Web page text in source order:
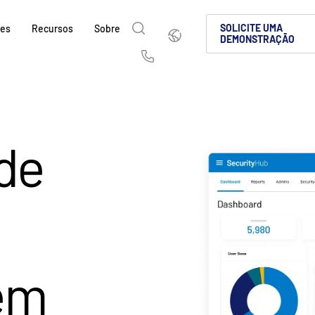
cenário de investimentos alternativos
Conheça nossa plataforma
para compartilhamento seguro
deal globais, investimentos
&
Descubra como compartilhar
protegida, tornando a
conformidade.
Saiba como nossa plataforma e
que você navegue com
Recursos Sobre
Saiba como a SS&C Intralinks atende aos
globais, de operação de deals e mercados
facilitando o compartilhamento seguro de
fusões e aquisições (M&A), levantamento
relatórios para investidores.
Português
Português
SOLICITE UMA
DEMONSTRAÇÃO